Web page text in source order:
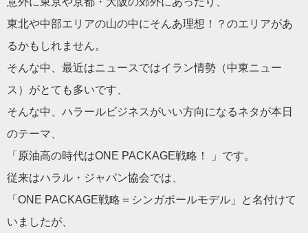
東北や中部エリアの山の中にそんあ理想！？のエリアがあ
るかもしれません。
そんな中、最近はニュースではイラン情勢（中東ニュー
ス）がとて も多いです、
そんな中、ハラールビジネスがいい方向になるネタが本日
のテーマ
「原油高の時代はONE PACKAGE戦略！ 」です。
従来はハラル・ジャパン協会では、
「ONE PACKAGE戦略＝シンガポールモデル」と名付けて
いましたが